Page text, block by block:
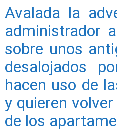
Avalada la
administrador
sobre unos
desalojados
hacen uso de
y quieren
de los